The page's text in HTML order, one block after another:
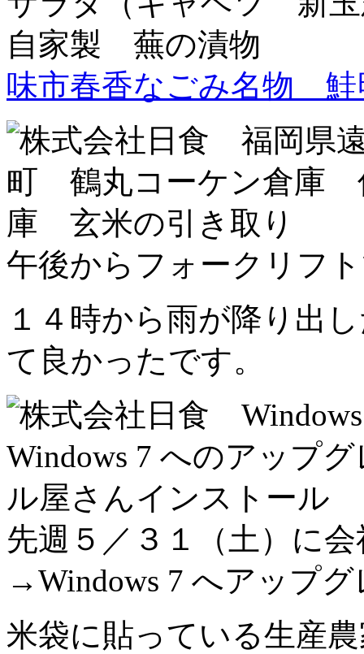
自家製 蕪の漬物
味市春香なごみ名物 鮭
午後からフォークリフ
１４時から雨が降り出
て良かったです。
先週５／３１（土）に
→Windows 7 へアップグ
米袋に貼っている生産